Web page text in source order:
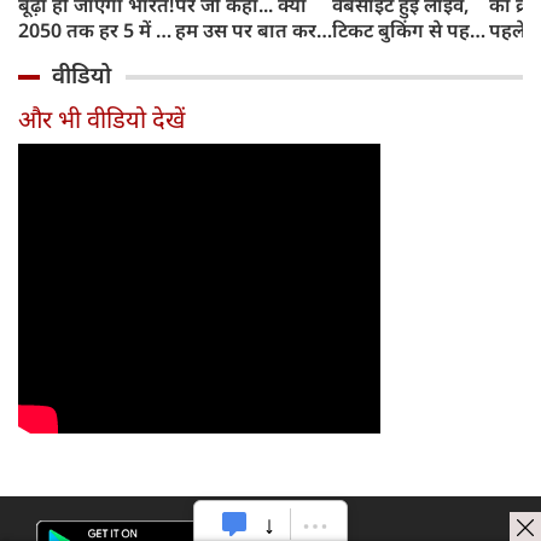
2050 तक हर 5 में 1
साल से ज्यादा उम्र का
हम उस पर बात कर टिकट बुकिंग से पहले
काम, जानें पूरा
पहले
और
वीडियो
और भी वीडियो देखें